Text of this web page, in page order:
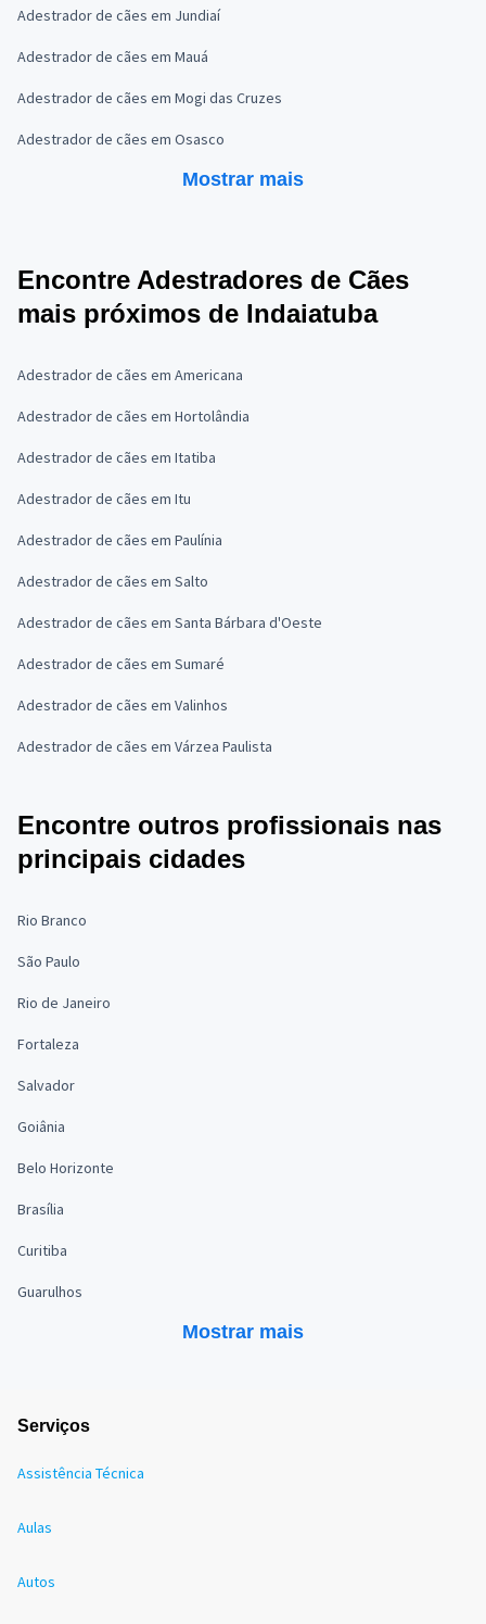
Adestrador de cães em Jundiaí
Adestrador de cães em Mauá
Adestrador de cães em Mogi das Cruzes
Adestrador de cães em Osasco
Mostrar mais
Encontre Adestradores de Cães
mais próximos de Indaiatuba
Adestrador de cães em Americana
Adestrador de cães em Hortolândia
Adestrador de cães em Itatiba
Adestrador de cães em Itu
Adestrador de cães em Paulínia
Adestrador de cães em Salto
Adestrador de cães em Santa Bárbara d'Oeste
Adestrador de cães em Sumaré
Adestrador de cães em Valinhos
Adestrador de cães em Várzea Paulista
Encontre outros profissionais nas
principais cidades
Rio Branco
São Paulo
Rio de Janeiro
Fortaleza
Salvador
Goiânia
Belo Horizonte
Brasília
Curitiba
Guarulhos
Mostrar mais
Serviços
Assistência Técnica
Aulas
Autos